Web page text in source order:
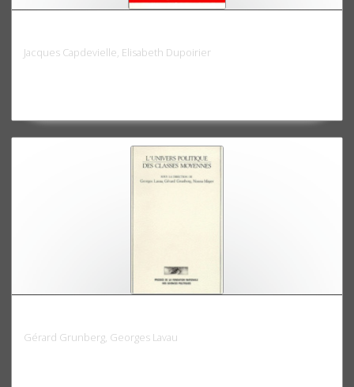
Jacques Capdevielle, Elisabeth Dupoirier
Gérard Grunberg, Georges Lavau